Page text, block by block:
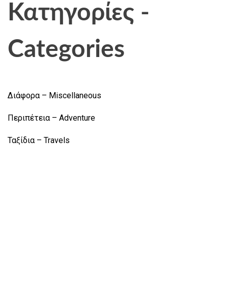
Κατηγορίες -
Categories
Διάφορα – Miscellaneous
Περιπέτεια – Adventure
Ταξίδια – Travels